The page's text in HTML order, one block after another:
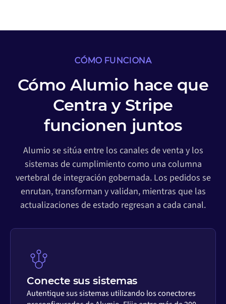
CÓMO FUNCIONA
Cómo Alumio hace que
Centra y Stripe
funcionen juntos
Alumio se sitúa entre los canales de venta y los
sistemas de cumplimiento como una columna
vertebral de integración gobernada. Los pedidos se
enrutan, transforman y validan, mientras que las
actualizaciones de estado regresan a cada canal.
Conecte sus sistemas
Autentique sus sistemas utilizando los conectores